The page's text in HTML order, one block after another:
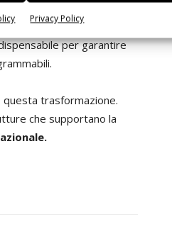
Privacy Policy
legata alla
ha fissato obiettivi
per garantire
trasformazione.
che supportano la